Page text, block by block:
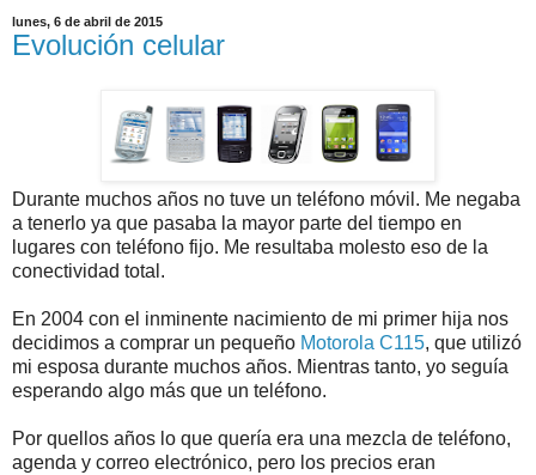
lunes, 6 de abril de 2015
Evolución celular
Durante muchos años no tuve un teléfono móvil. Me negaba
a tenerlo ya que pasaba la mayor parte del tiempo en
lugares con teléfono fijo. Me resultaba molesto eso de la
conectividad total.
En 2004 con el inminente nacimiento de mi primer hija nos
decidimos a comprar un pequeño Motorola C115, que utilizó
mi esposa durante muchos años. Mientras tanto, yo seguía
esperando algo más que un teléfono.
Por quellos años lo que quería era una mezcla de teléfono,
agenda y correo electrónico, pero los precios eran